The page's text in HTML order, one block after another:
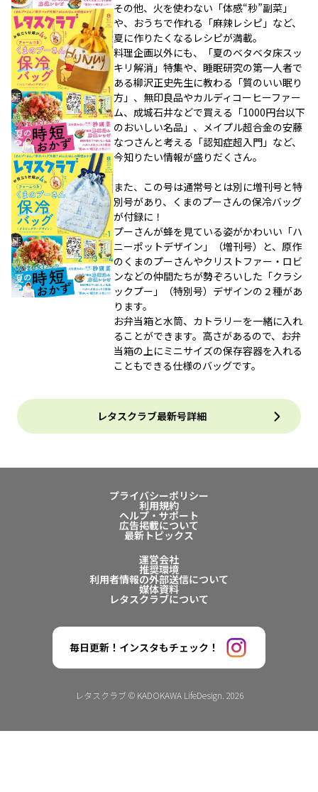
その他、火を使わない「体感“秒”副菜」
や、おうちで作れる「麻辣レシピ」など、
夏に作りたくなるレシピが満載。
料理企画以外にも、「夏のベタベタ床スッ
キリ解消」特集や、睡眠研究の第一人者で
ある柳沢正史先生に教わる「質のいい眠り
方」、無印良品やカルディコーヒーファー
ム、成城石井などで買える「1000円台以下
のおいしい名品」、メイプル超合金の安藤
なつさんと考える「認知症超入門」など、
今知りたい情報が盛りだくさん。
また、この号は通常号とは別に増刊号と特
別号があり、くまのプーさんの保冷バッグ
が付録に！
プーさんが蜂を見ている姿がかわいい「ハ
ニーポットデザイン」（増刊号）と、原作
のくまのプーさんやクリストファー・ロビ
ンなどの仲間たちが勢ぞろいした「クラシ
ックプー」（特別号）デザインの２種があ
ります。
お弁当箱と水筒、カトラリーを一緒に入れ
ることができます。高さがあるので、お弁
当箱の上にミニサイズの保存容器を入れる
こともできる仕様のバッグです。
レタスクラブ最新号詳細
プライバシーポリシー
利用規約
ヘルプ・サポート
広告掲載について
最新トピックス
運営会社
推奨環境
利用者情報の外部送信について
媒体資料
レタスクラブについて
毎日更新！インスタもチェック！
レタスクラブ © KADOKAWA LifeDesign. 2026